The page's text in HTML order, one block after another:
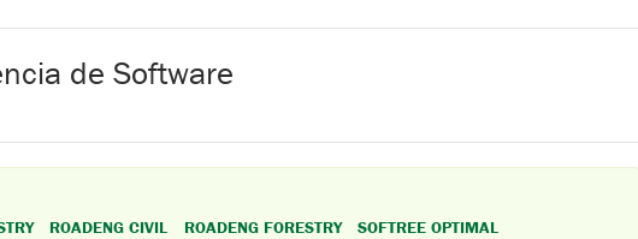
de Software
ROADENG CIVIL ROADENG FORESTRY SOFTREE OPTIMAL